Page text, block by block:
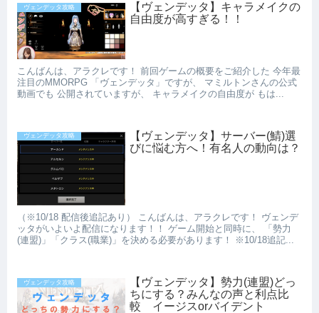
ヴェンデッタ攻略
【ヴェンデッタ】キャラメイクの
自由度が高すぎる！！
こんばんは、アラクレです！ 前回ゲームの概要をご紹介した 今年最
注目のMMORPG 「ヴェンデッタ」ですが、 マミルトンさんの公式
動画でも 公開されていますが、 キャラメイクの自由度が もは...
ヴェンデッタ攻略
【ヴェンデッタ】サーバー(鯖)選
びに悩む方へ！有名人の動向は？
（※10/18 配信後追記あり） こんばんは、アラクレです！ ヴェンデ
ッタがいよいよ配信になります！！ ゲーム開始と同時に、 「勢力
(連盟)」「クラス(職業)」を決める必要があります！ ※10/18追記...
ヴェンデッタ攻略
【ヴェンデッタ】勢力(連盟)どっ
ちにする？みんなの声と利点比
較 イージスorバイデント